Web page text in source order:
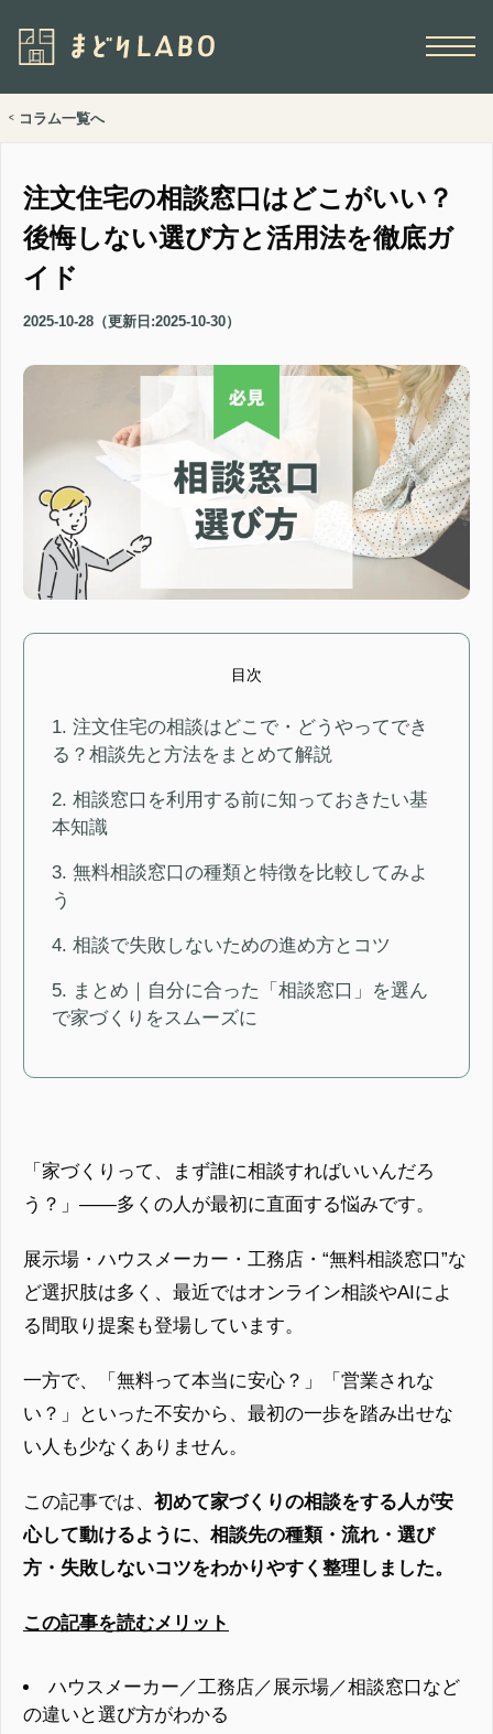
< コラム一覧へ
注文住宅の相談窓口はどこがいい？
後悔しない選び方と活用法を徹底ガ
イド
2025-10-28 （更新日:2025-10-30）
目次
1. 注文住宅の相談はどこで・どうやってでき
る？相談先と方法をまとめて解説
2. 相談窓口を利用する前に知っておきたい基
本知識
3. 無料相談窓口の種類と特徴を比較してみよ
う
4. 相談で失敗しないための進め方とコツ
5. まとめ｜自分に合った「相談窓口」を選ん
で家づくりをスムーズに
「家づくりって、まず誰に相談すればいいんだろ
う？」——多くの人が最初に直面する悩みです。
展示場・ハウスメーカー・工務店・“無料相談窓口”な
ど選択肢は多く、最近ではオンライン相談やAIによ
る間取り提案も登場しています。
一方で、「無料って本当に安心？」「営業されな
い？」といった不安から、最初の一歩を踏み出せな
い人も少なくありません。
この記事では、 初めて家づくりの相談をする人が安
心して動けるように、相談先の種類・流れ・選び
方・失敗しないコツをわかりやすく整理しました。
この記事を読むメリット
ハウスメーカー／工務店／展示場／相談窓口など
の違いと選び方がわかる